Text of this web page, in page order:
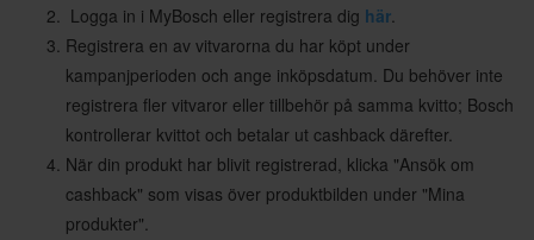
Logga in i MyBosch eller registrera dig här.
Registrera en av vitvarorna du har köpt under
kampanjperioden och ange inköpsdatum. Du behöver inte
registrera fler vitvaror eller tillbehör på samma kvitto; Bosch
kontrollerar kvittot och betalar ut cashback därefter.
När din produkt har blivit registrerad, klicka "Ansök om
cashback" som visas över produktbilden under "Mina
produkter".